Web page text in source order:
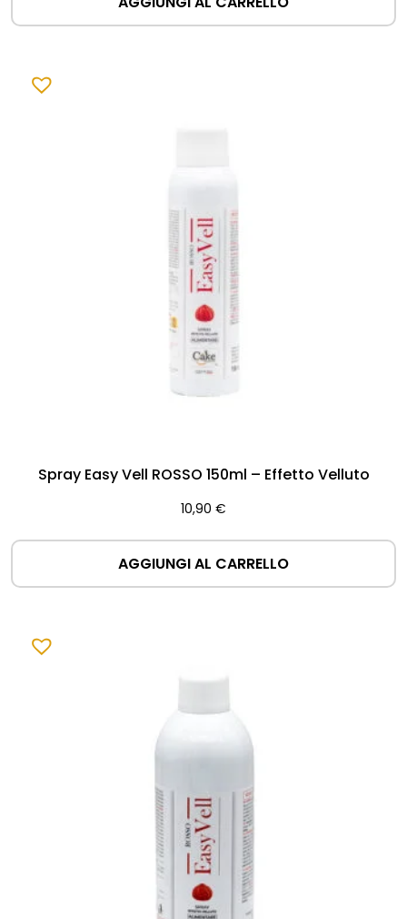
Spray Easy Vell ROSSO 150ml – Effetto Velluto
10,90 €
AGGIUNGI AL CARRELLO